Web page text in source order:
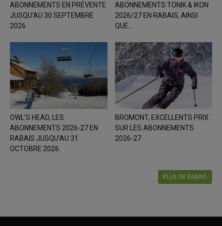
ABONNEMENTS EN PRÉVENTE
JUSQU’AU 30 SEPTEMBRE
2026
ABONNEMENTS TONIK & IKON
2026/27 EN RABAIS, AINSI
QUE...
OWL’S HEAD, LES
ABONNEMENTS 2026-27 EN
RABAIS JUSQU’AU 31
OCTOBRE 2026.
BROMONT, EXCELLENTS PRIX
SUR LES ABONNEMENTS
2026-27
PLUS DE RABAIS